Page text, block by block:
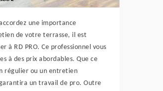
une importance
de votre terrasse, il est
à RD PRO. Ce professionnel vous
à des prix abordables. Que ce
régulier ou un entretien
un travail de pro. Outre